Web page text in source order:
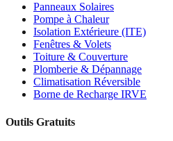
Panneaux Solaires
Pompe à Chaleur
Isolation Extérieure (ITE)
Fenêtres & Volets
Toiture & Couverture
Plomberie & Dépannage
Climatisation Réversible
Borne de Recharge IRVE
Outils Gratuits